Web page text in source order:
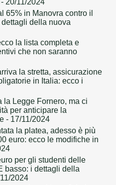
65% in Manovra contro il
della nuova
la lista completa e
che non saranno
la stretta, assicurazione
in Italia: ecco i
la Legge Fornero, ma ci
per anticipare la
- 17/11/2024
la platea, adesso è più
euro: ecco le modifiche in
per gli studenti delle
basso: i dettagli della
2024